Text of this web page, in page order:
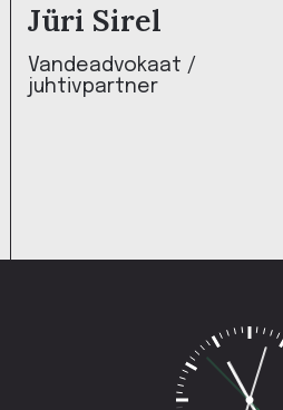
Jüri Sirel
Vandeadvokaat /
juhtivpartner